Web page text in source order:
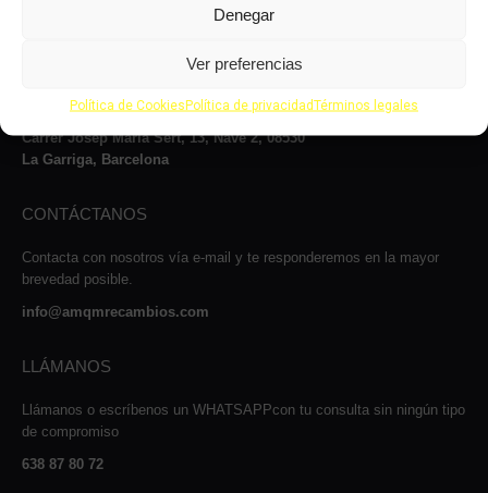
Denegar
Ver preferencias
Política de CookiesPolítica de privacidadTérminos legales
Le atenderemos con mucho gusto dentro de nuestro horario: de lunes
de 15:00 a 16:00 y los sábados de 9:00 a 13:00h.
Carrer Josep Maria Sert, 13, Nave 2, 08530
La Garriga, Barcelona
CONTÁCTANOS
Contacta con nosotros vía e-mail y te responderemos en la mayor
brevedad posible.
info@amqmrecambios.com
LLÁMANOS
Llámanos o escríbenos un WHATSAPPcon tu consulta sin ningún tipo
de compromiso
638 87 80 72